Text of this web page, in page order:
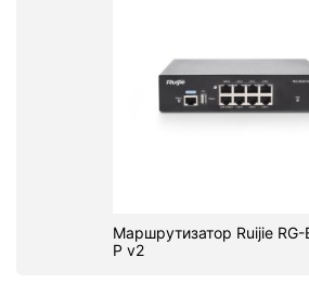
Маршрутизатор Ruijie RG-
P v2